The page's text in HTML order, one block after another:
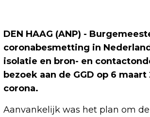
DEN HAAG (ANP) -
coronabesmetting in
isolatie en bron- en
bezoek aan de GGD op 6
corona.
Aanvankelijk was het plan om